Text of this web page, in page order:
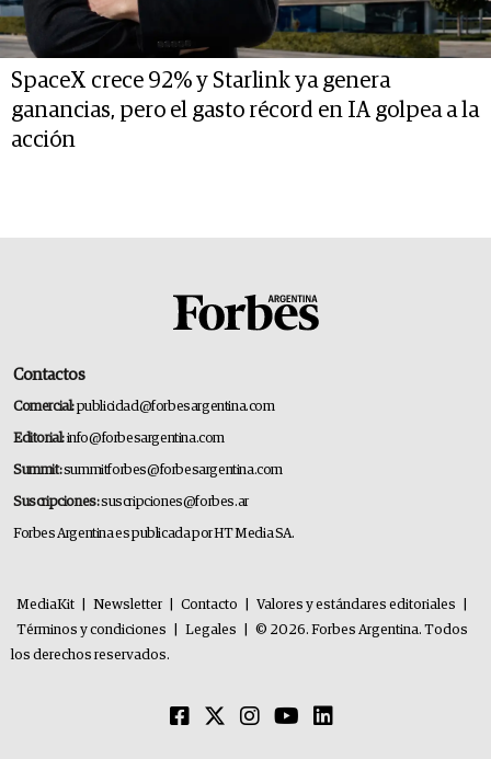
SpaceX crece 92% y Starlink ya genera
ganancias, pero el gasto récord en IA golpea a la
acción
Contactos
Comercial:publicidad@forbesargentina.com
Editorial:info@forbesargentina.com
Summit:summitforbes@forbesargentina.com
Suscripciones:suscripciones@forbes.ar
Forbes Argentina es publicada por HT Media SA.
MediaKit Newsletter Contacto Valores y estándares editoriales
Términos y condiciones
Legales
© 2026. Forbes Argentina. Todos
los derechos reservados.